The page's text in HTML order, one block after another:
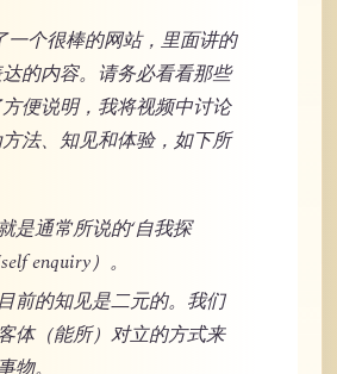
一个很棒的网站，里面讲的
的内容。请务必看看那些
便说明，我将视频中讨论
法、知见和体验，如下所
是通常所说的‘自我探
enquiry）。
前的知见是二元的。我们
体（能所）对立的方式来